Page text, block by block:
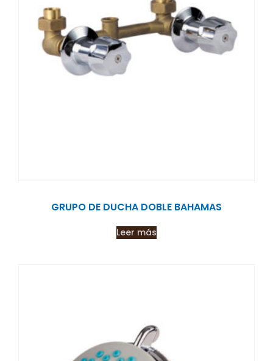
GRUPO DE DUCHA DOBLE BAHAMAS
Leer más